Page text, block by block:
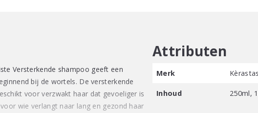
Versterkende shampoo geeft een
bij de wortels. De versterkende
voor verzwakt haar dat gevoeliger is
wie verlangt naar lang en gezond haar
Attributen
Merk
Inhoud 250ml,